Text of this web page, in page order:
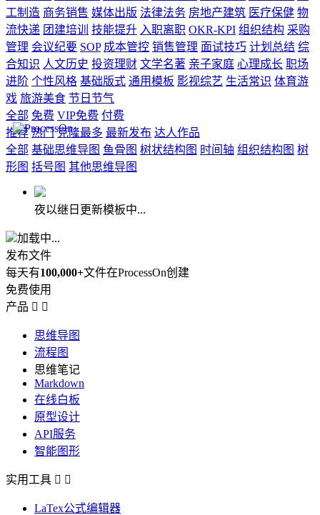
工制造 商务销售 媒体出版 法律法务 房地产建筑 医疗保健 物
流快递 团建培训 技能提升 入职离职 OKR-KPI 组织结构 采购
管理 会议纪要 SOP 成本管控 销售管理 面试技巧 计划总结 综
合知识 人文历史 投资理财 文学名著 亲子家庭 心理成长 职场
进阶 个性风格 基础版式 通用模板 影视综艺 生活常识 体育游
戏 旅游美食 节日节气
全部 免费 VIP免费 付费
推荐 热门 克隆最多 最新发布 达人作品
全部 基础思维导图 鱼骨图 树状结构图 时间轴 组织结构图 树
形图 括号图 其他思维导图
夜以继日更新模板中...
加载中...
发布文件
每天有100,000+文件在ProcessOn创建
免费使用
产品  
思维导图
流程图
思维笔记
Markdown
在线白板
原型设计
API服务
智能图形
实用工具  
LaTex公式编辑器